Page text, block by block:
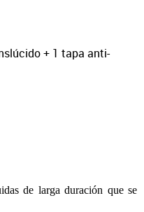
+ 1 tapa anti-
de larga duración que se